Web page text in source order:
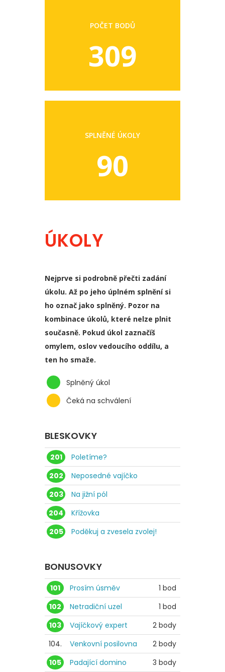
POČET BODŮ
309
SPLNĚNÉ ÚKOLY
90
ÚKOLY
Nejprve si podrobně přečti zadání
úkolu. Až po jeho úplném splnění si
ho označ jako splněný. Pozor na
kombinace úkolů, které nelze plnit
současně. Pokud úkol zaznačíš
omylem, oslov vedoucího oddílu, a
ten ho smaže.
Splněný úkol
Čeká na schválení
BLESKOVKY
201
Poletíme?
202
Neposedné vajíčko
203
Na jižní pól
204
Křížovka
205
Poděkuj a zvesela zvolej!
BONUSOVKY
101 Prosím úsměv
1 bod
102
Netradiční uzel
1 bod
103
Vajíčkový expert
2 body
104.
Venkovní posilovna
2 body
105
Padající domino
3 body